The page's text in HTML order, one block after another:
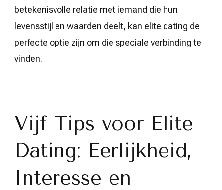
betekenisvolle relatie met iemand die hun
levensstijl en waarden deelt, kan elite dating de
perfecte optie zijn om die speciale verbinding te
vinden.
Vijf Tips voor Elite
Dating: Eerlijkheid,
Interesse en